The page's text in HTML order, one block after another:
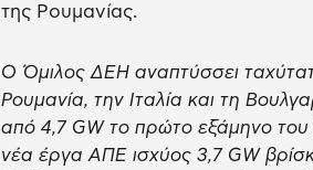
της Ρουμανίας.
Ο Όμιλος ΔΕΗ αναπτύσσει
Ρουμανία, την Ιταλία και τη
από 4,7 GW το πρώτο εξάμηνο
νέα έργα ΑΠΕ ισχύος 3,7 GW